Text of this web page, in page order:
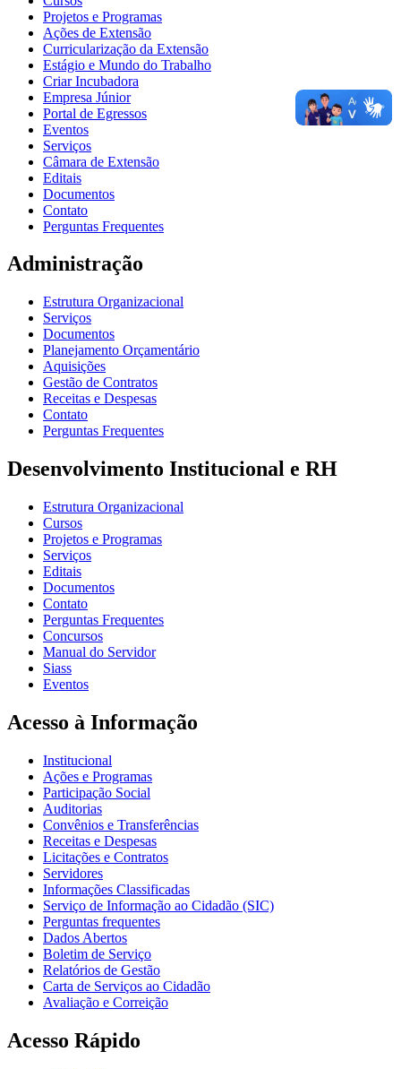
Projetos e Programas
Ações de Extensão
Curricularização da Extensão
Estágio e Mundo do Trabalho
Criar Incubadora
Empresa Júnior
Portal de Egressos
Eventos
Serviços
Câmara de Extensão
Editais
Documentos
Contato
Perguntas Frequentes
Administração
Estrutura Organizacional
Serviços
Documentos
Planejamento Orçamentário
Aquisições
Gestão de Contratos
Receitas e Despesas
Contato
Perguntas Frequentes
Desenvolvimento Institucional e RH
Estrutura Organizacional
Cursos
Projetos e Programas
Serviços
Editais
Documentos
Contato
Perguntas Frequentes
Concursos
Manual do Servidor
Siass
Eventos
Acesso à Informação
Institucional
Ações e Programas
Participação Social
Auditorias
Convênios e Transferências
Receitas e Despesas
Licitações e Contratos
Servidores
Informações Classificadas
Serviço de Informação ao Cidadão (SIC)
Perguntas frequentes
Dados Abertos
Boletim de Serviço
Relatórios de Gestão
Carta de Serviços ao Cidadão
Avaliação e Correição
Acesso Rápido